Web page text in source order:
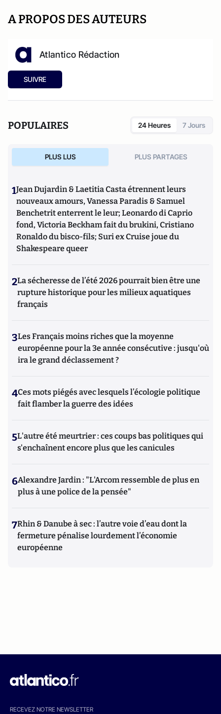
A PROPOS DES AUTEURS
Atlantico Rédaction
SUIVRE
POPULAIRES 24 Heures 7 Jours
PLUS LUS PLUS PARTAGES
1Jean Dujardin & Laetitia Casta étrennent leurs
nouveaux amours, Vanessa Paradis & Samuel
Benchetrit enterrent le leur; Leonardo di Caprio
fond, Victoria Beckham fait du brukini, Cristiano
Ronaldo du bisco-fils; Suri ex Cruise joue du
Shakespeare queer
2La sécheresse de l’été 2026 pourrait bien être une
rupture historique pour les milieux aquatiques
français
3Les Français moins riches que la moyenne
européenne pour la 3e année consécutive : jusqu'où
ira le grand déclassement ?
4Ces mots piégés avec lesquels l’écologie politique
fait flamber la guerre des idées
5L'autre été meurtrier : ces coups bas politiques qui
s'enchaînent encore plus que les canicules
6Alexandre Jardin : "L'Arcom ressemble de plus en
plus à une police de la pensée"
7Rhin & Danube à sec : l’autre voie d’eau dont la
fermeture pénalise lourdement l’économie
européenne
RECEVEZ NOTRE NEWSLETTER